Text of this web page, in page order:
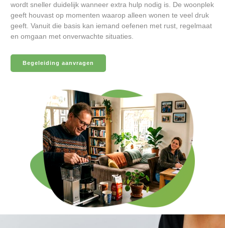
wordt sneller duidelijk wanneer extra hulp nodig is. De woonplek
geeft houvast op momenten waarop alleen wonen te veel druk
geeft. Vanuit die basis kan iemand oefenen met rust, regelmaat
en omgaan met onverwachte situaties.
Begeleiding aanvragen